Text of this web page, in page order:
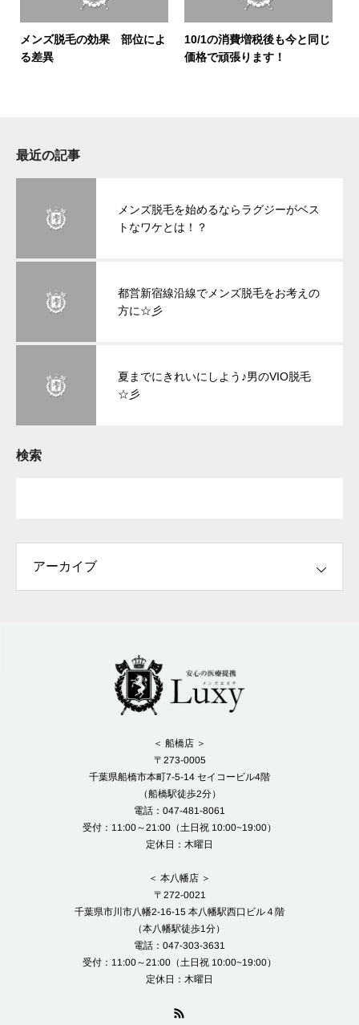
メンズ脱毛の効果 部位によ
る差異
10/1の消費増税後も今と同じ
価格で頑張ります！
最近の記事
メンズ脱毛を始めるならラグジーがベス
トなワケとは！？
都営新宿線沿線でメンズ脱毛をお考えの
方に☆彡
夏までにきれいにしよう♪男のVIO脱毛
☆彡
検索
＜ 船橋店 ＞
〒273-0005
千葉県船橋市本町7-5-14 セイコービル4階
（船橋駅徒歩2分）
電話：047-481-8061
受付：11:00～21:00（土日祝 10:00~19:00）
定休日：木曜日
＜ 本八幡店 ＞
〒272-0021
千葉県市川市八幡2-16-15 本八幡駅西口ビル４階
（本八幡駅徒歩1分）
電話：047-303-3631
受付：11:00～21:00（土日祝 10:00~19:00）
定休日：木曜日